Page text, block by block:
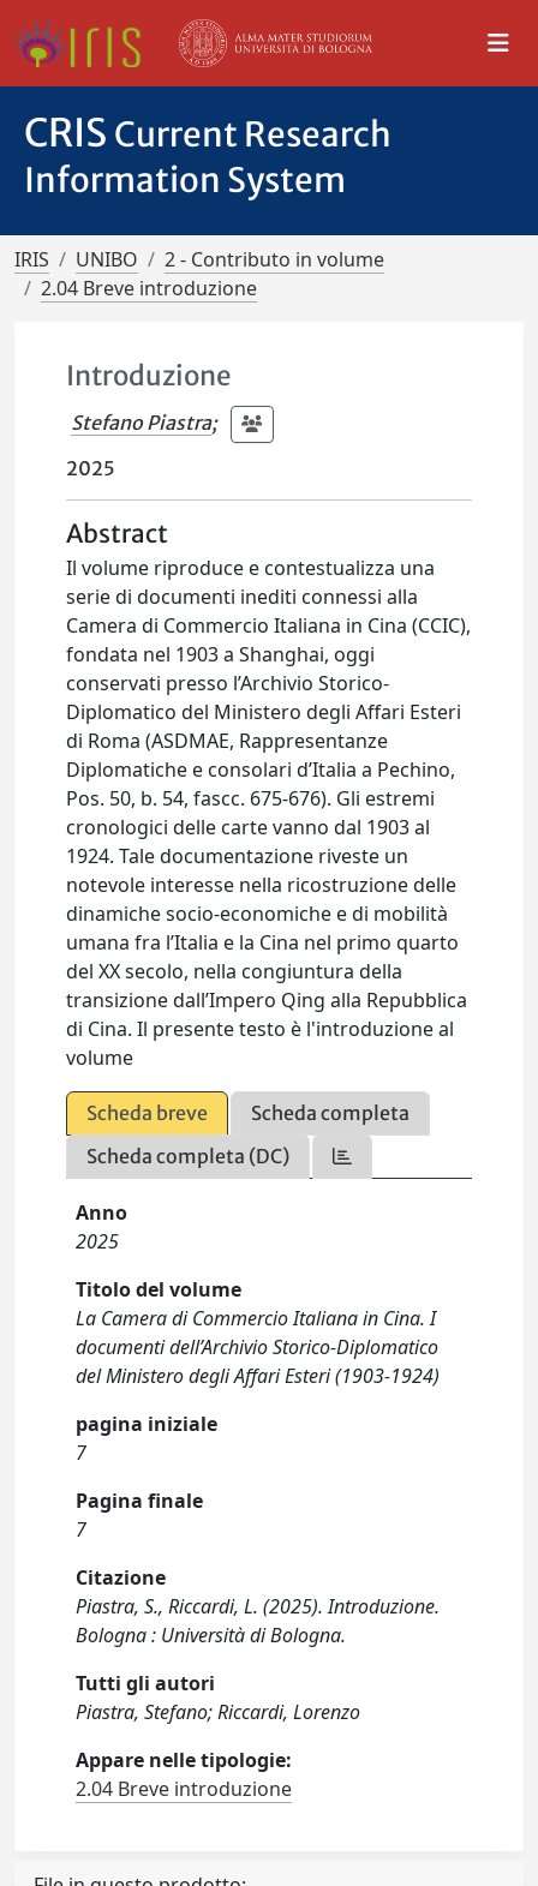
CRIS Current Research
Information System
IRIS UNIBO
2 - Contributo in volume
2.04 Breve introduzione
Introduzione
Stefano Piastra;
2025
Abstract
Il volume riproduce e contestualizza una
serie di documenti inediti connessi alla
Camera di Commercio Italiana in Cina (CCIC),
fondata nel 1903 a Shanghai, oggi
conservati presso l’Archivio Storico-
Diplomatico del Ministero degli Affari Esteri
di Roma (ASDMAE, Rappresentanze
Diplomatiche e consolari d’Italia a Pechino,
Pos. 50, b. 54, fascc. 675-676). Gli estremi
cronologici delle carte vanno dal 1903 al
1924. Tale documentazione riveste un
notevole interesse nella ricostruzione delle
dinamiche socio-economiche e di mobilità
umana fra l’Italia e la Cina nel primo quarto
del XX secolo, nella congiuntura della
transizione dall’Impero Qing alla Repubblica
di Cina. Il presente testo è l'introduzione al
volume
Scheda breve
Scheda completa
Scheda completa (DC)
Anno
2025
Titolo del volume
La Camera di Commercio Italiana in Cina. I
documenti dell’Archivio Storico-Diplomatico
del Ministero degli Affari Esteri (1903-1924)
pagina iniziale
7
Pagina finale
7
Citazione
Piastra, S., Riccardi, L. (2025). Introduzione.
Bologna : Università di Bologna.
Tutti gli autori
Piastra, Stefano; Riccardi, Lorenzo
Appare nelle tipologie:
2.04 Breve introduzione